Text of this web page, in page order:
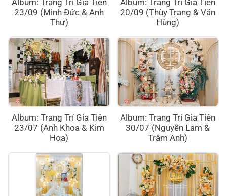
Album: Trang Trí Gia Tiên
23/09 (Minh Đức & Anh
Thư)
Album: Trang Trí Gia Tiên
20/09 (Thùy Trang & Văn
Hùng)
Album: Trang Trí Gia Tiên
23/07 (Anh Khoa & Kim
Hoa)
Album: Trang Trí Gia Tiên
30/07 (Nguyễn Lam &
Trâm Anh)